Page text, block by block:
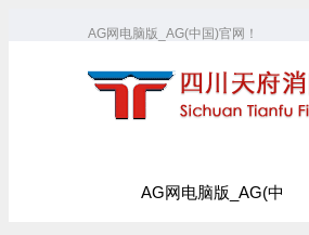
AG网电脑版_AG(中国)官网！
AG网电脑版_AG(中